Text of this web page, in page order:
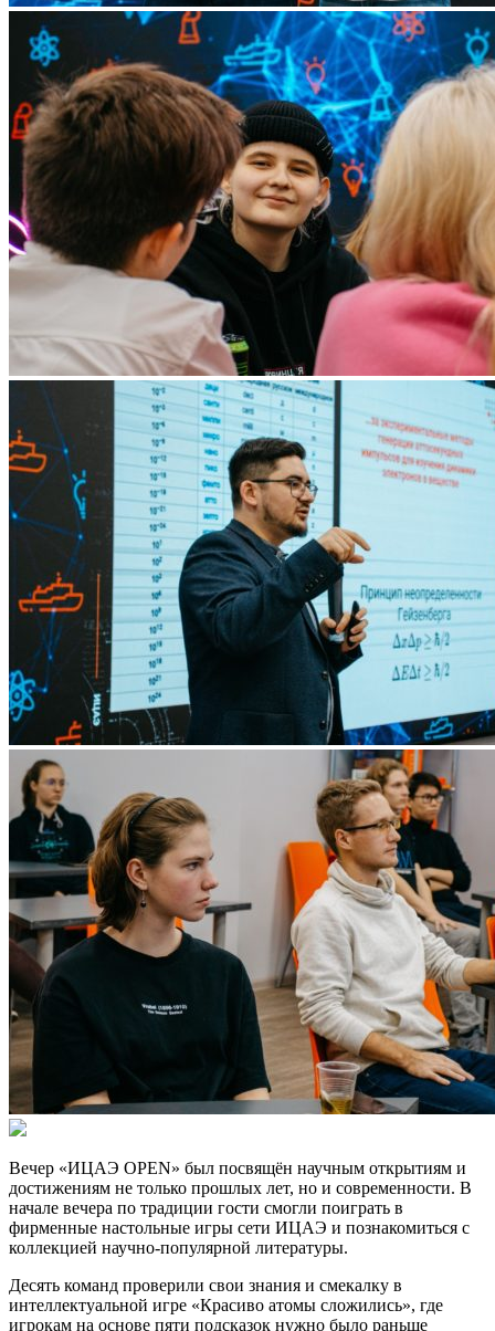
Вечер «ИЦАЭ OPEN» был посвящён научным открытиям и
достижениям не только прошлых лет, но и современности. В
начале вечера по традиции гости смогли поиграть в
фирменные настольные игры сети ИЦАЭ и познакомиться с
коллекцией научно-популярной литературы.
Десять команд проверили свои знания и смекалку в
интеллектуальной игре «Красиво атомы сложились», где
игрокам на основе пяти подсказок нужно было раньше